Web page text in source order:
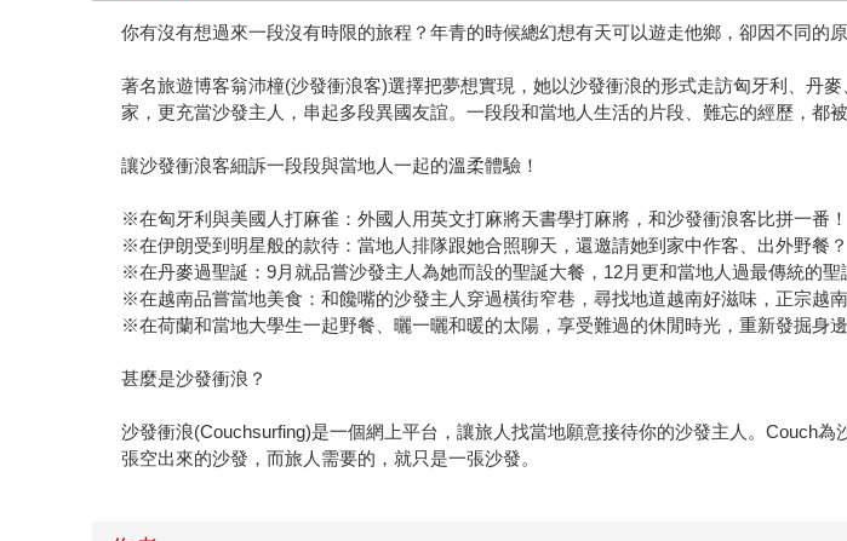
你有沒有想過來一段沒有時限的旅程？年青的時候總幻想有天可以遊走他鄉，卻因不同的
著名旅遊博客翁沛橦(沙發衝浪客)選擇把夢想實現，她以沙發衝浪的形式走訪匈牙利、丹
家，更充當沙發主人，串起多段異國友誼。一段段和當地人生活的片段、難忘的經歷，都
讓沙發衝浪客細訴一段段與當地人一起的溫柔體驗！
※在匈牙利與美國人打麻雀：外國人用英文打麻將天書學打麻將，和沙發衝浪客比拼一番！
※在伊朗受到明星般的款待：當地人排隊跟她合照聊天，還邀請她到家中作客、出外野餐？
※在丹麥過聖誕：9月就品嘗沙發主人為她而設的聖誕大餐，12月更和當地人過最傳統的聖
※在越南品嘗當地美食：和饞嘴的沙發主人穿過橫街窄巷，尋找地道越南好滋味，正宗
※在荷蘭和當地大學生一起野餐、曬一曬和暖的太陽，享受難過的休閒時光，重新發掘身邊
甚麼是沙發衝浪？
沙發衝浪(Couchsurfing)是一個網上平台，讓旅人找當地願意接待你的沙發主人。Couch
張空出來的沙發，而旅人需要的，就只是一張沙發。